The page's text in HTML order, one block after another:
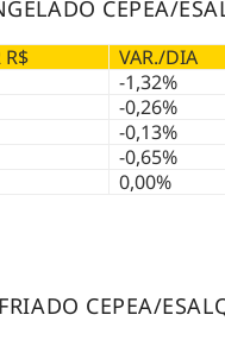
CEPEA/
R$ VAR./DIA
-1,32%
-0,26%
-0,13%
-0,65%
0,00%
CEPEA/